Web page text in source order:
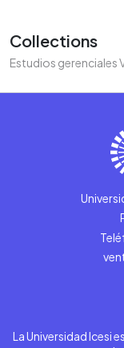
Collections
Estudios gerenciales
La Universidad Icesi